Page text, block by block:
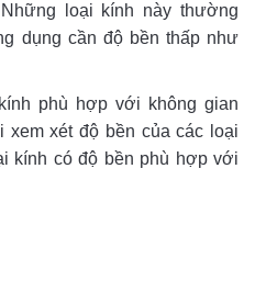
loại kính này thường
dụng cần độ bền thấp như
phù hợp với không gian
xem xét độ bền của các loại
kính có độ bền phù hợp với